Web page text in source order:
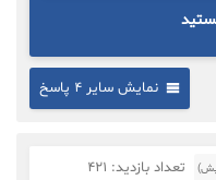
نمایش سایر 4 پاسخ
تعداد بازدید: 421